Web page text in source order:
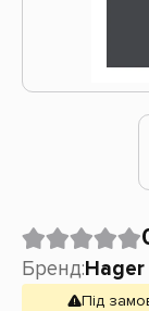
Бренд:Hager
Під